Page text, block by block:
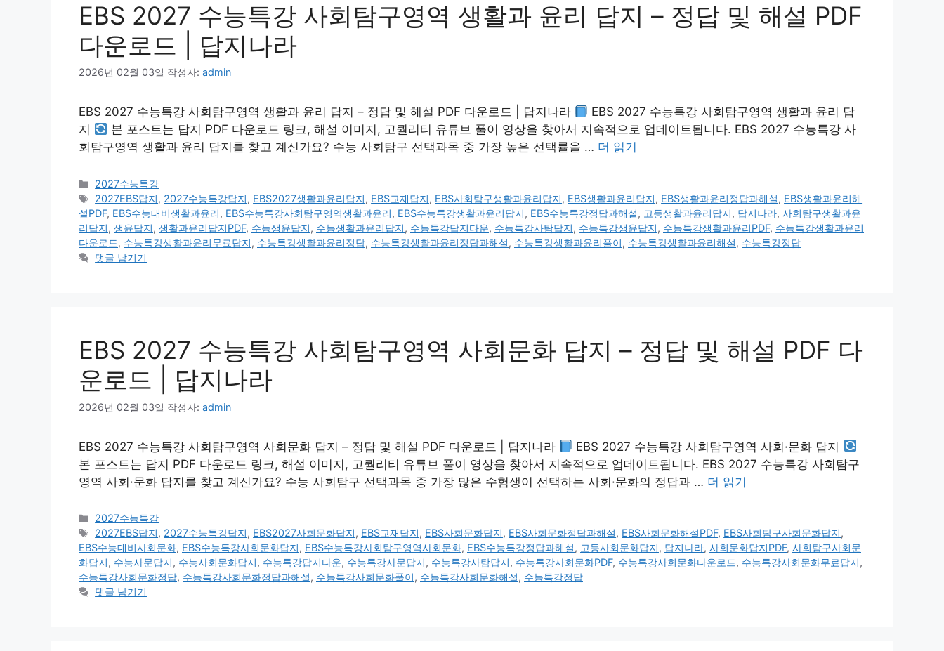
EBS 2027 수능특강 사회탐구영역 생활과 윤리 답지 – 정답 및 해설 PDF
다운로드 | 답지나라
2026년 02월 03일 작성자: admin
EBS 2027 수능특강 사회탐구영역 생활과 윤리 답지 – 정답 및 해설 PDF 다운로드 | 답지나라
EBS 2027 수능특강 사회탐구영역 생활과 윤리 답
지
본 포스트는 답지 PDF 다운로드 링크, 해설 이미지, 고퀄리티 유튜브 풀이 영상을 찾아서 지속적으로 업데이트됩니다. EBS 2027 수능특강 사
회탐구영역 생활과 윤리 답지를 찾고 계신가요? 수능 사회탐구 선택과목 중 가장 높은 선택률을 … 더 읽기
카
테
고
리
2027수능특강
태
그
2027EBS답지, 2027수능특강답지, EBS2027생활과윤리답지, EBS교재답지, EBS사회탐구생활과윤리답지, EBS생활과윤리답지, EBS생활과윤리정답과해설, EBS생활과윤리해
설PDF, EBS수능대비생활과윤리, EBS수능특강사회탐구영역생활과윤리, EBS수능특강생활과윤리답지, EBS수능특강정답과해설, 고등생활과윤리답지, 답지나라, 사회탐구생활과윤
리답지, 생윤답지, 생활과윤리답지PDF, 수능생윤답지, 수능생활과윤리답지, 수능특강답지다운, 수능특강사탐답지, 수능특강생윤답지, 수능특강생활과윤리PDF, 수능특강생활과윤리
다운로드, 수능특강생활과윤리무료답지, 수능특강생활과윤리정답, 수능특강생활과윤리정답과해설, 수능특강생활과윤리풀이, 수능특강생활과윤리해설, 수능특강정답
댓글 남기기
EBS 2027 수능특강 사회탐구영역 사회문화 답지 – 정답 및 해설 PDF 다
운로드 | 답지나라
2026년 02월 03일 작성자: admin
EBS 2027 수능특강 사회탐구영역 사회문화 답지 – 정답 및 해설 PDF 다운로드 | 답지나라
EBS 2027 수능특강 사회탐구영역 사회·문화 답지
본 포스트는 답지 PDF 다운로드 링크, 해설 이미지, 고퀄리티 유튜브 풀이 영상을 찾아서 지속적으로 업데이트됩니다. EBS 2027 수능특강 사회탐구
영역 사회·문화 답지를 찾고 계신가요? 수능 사회탐구 선택과목 중 가장 많은 수험생이 선택하는 사회·문화의 정답과 … 더 읽기
카
테
고
리
2027수능특강
태
그
2027EBS답지, 2027수능특강답지, EBS2027사회문화답지, EBS교재답지, EBS사회문화답지, EBS사회문화정답과해설, EBS사회문화해설PDF, EBS사회탐구사회문화답지,
EBS수능대비사회문화, EBS수능특강사회문화답지, EBS수능특강사회탐구영역사회문화, EBS수능특강정답과해설, 고등사회문화답지, 답지나라, 사회문화답지PDF, 사회탐구사회문
화답지, 수능사문답지, 수능사회문화답지, 수능특강답지다운, 수능특강사문답지, 수능특강사탐답지, 수능특강사회문화PDF, 수능특강사회문화다운로드, 수능특강사회문화무료답지,
수능특강사회문화정답, 수능특강사회문화정답과해설, 수능특강사회문화풀이, 수능특강사회문화해설, 수능특강정답
댓글 남기기